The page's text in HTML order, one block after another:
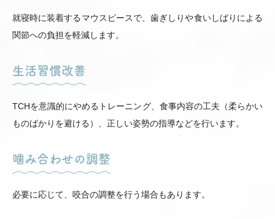
就寝時に装着するマウスピースで、歯ぎしりや食いしばりによる
関節への負担を軽減します。
生活習慣改善
TCHを意識的にやめるトレーニング、食事内容の工夫（柔らかい
ものばかりを避ける）、正しい姿勢の指導などを行います。
噛み合わせの調整
必要に応じて、咬合の調整を行う場合もあります。